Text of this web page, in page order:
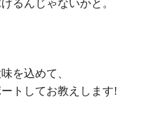
るんじゃないかと。
を込めて、
トしてお教えします!